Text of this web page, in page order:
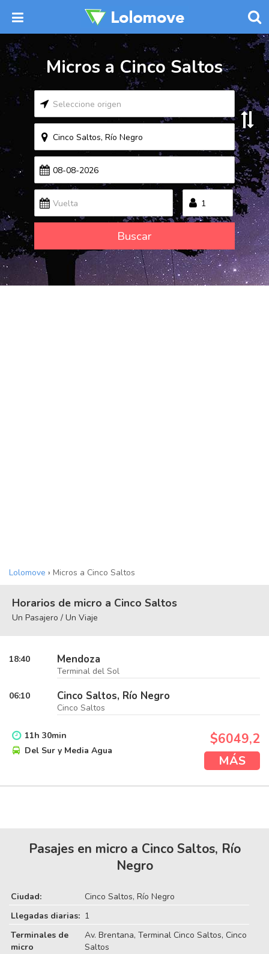
Micros a Cinco Saltos
Buscar
Lolomove › Micros a Cinco Saltos
Horarios de micro a Cinco Saltos
Un Pasajero / Un Viaje
18:40 Mendoza
Terminal del Sol
06:10 Cinco Saltos, Río Negro
Cinco Saltos
11h 30min
Del Sur y Media Agua
$6049,2
MÁS
Pasajes en micro a Cinco Saltos, Río
Negro
Ciudad:
Cinco Saltos, Río Negro
Llegadas diarias: 1
Terminales de
micro
Av. Brentana, Terminal Cinco Saltos, Cinco
Saltos